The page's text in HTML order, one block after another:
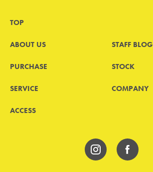
TOP
ABOUT US STAFF BLOG
PURCHASE STOCK
SERVICE COMPANY
ACCESS